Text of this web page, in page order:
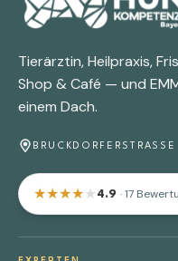
Tierärztin, Heilpraxis,
Shop & Café — und
einem Dach.
★★★★★ 4.9 · 17